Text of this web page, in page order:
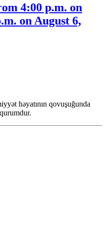
4:00 p.m. on
on August 6,
həyatının qovuşuğunda